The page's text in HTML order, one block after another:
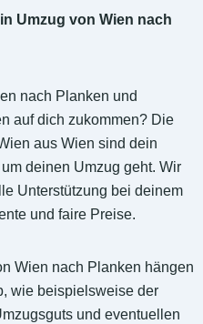
Umzug von Wien nach
nach Planken und
auf dich zukommen? Die
aus Wien sind dein
deinen Umzug geht. Wir
Unterstützung bei deinem
und faire Preise.
Wien nach Planken hängen
wie beispielsweise der
und eventuellen